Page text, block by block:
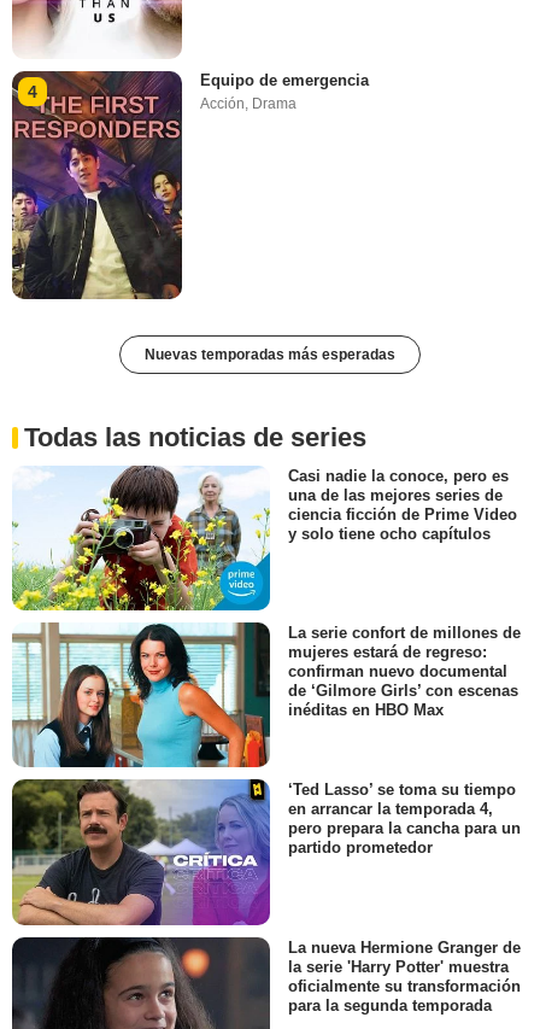
4
Equipo de emergencia
Acción, Drama
Nuevas temporadas más esperadas
Todas las noticias de series
Casi nadie la conoce, pero es
una de las mejores series de
ciencia ficción de Prime Video
y solo tiene ocho capítulos
La serie confort de millones de
mujeres estará de regreso:
confirman nuevo documental
de ‘Gilmore Girls’ con escenas
inéditas en HBO Max
‘Ted Lasso’ se toma su tiempo
en arrancar la temporada 4,
pero prepara la cancha para un
partido prometedor
La nueva Hermione Granger de
la serie 'Harry Potter' muestra
oficialmente su transformación
para la segunda temporada